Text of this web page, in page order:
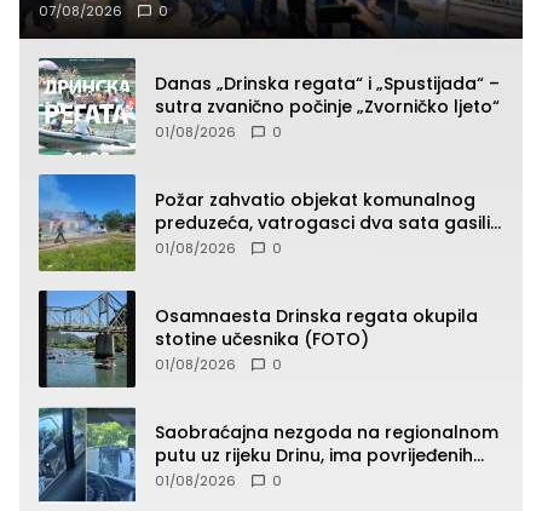
07/08/2026 0
Danas „Drinska regata“ i „Spustijada“ –
sutra zvanično počinje „Zvorničko ljeto“
01/08/2026 0
Požar zahvatio objekat komunalnog
preduzeća, vatrogasci dva sata gasili
vatru (FOTO)
01/08/2026 0
Osamnaesta Drinska regata okupila
stotine učesnika (FOTO)
01/08/2026 0
Saobraćajna nezgoda na regionalnom
putu uz rijeku Drinu, ima povrijeđenih
lica (FOTO)
01/08/2026 0